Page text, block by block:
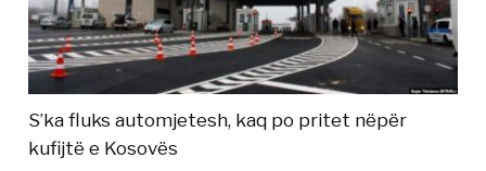
S’ka fluks automjetesh, kaq po pritet nëpër
kufijtë e Kosovës